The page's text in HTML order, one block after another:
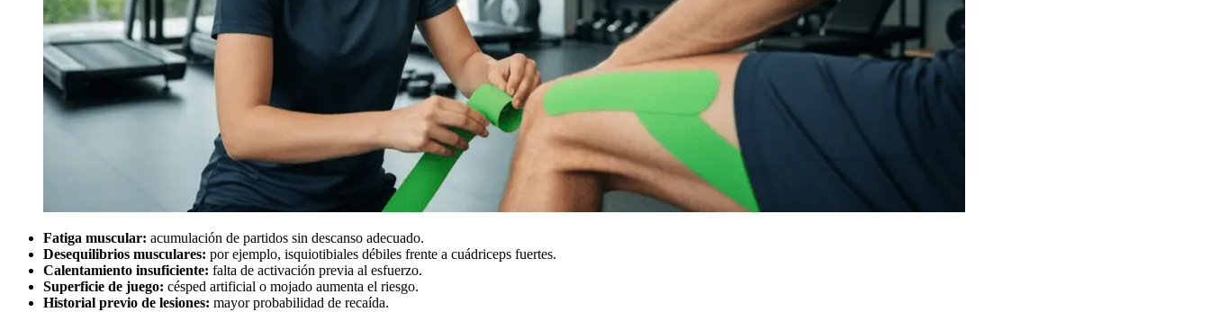
Fatiga muscular: acumulación de partidos sin descanso adecuado.
Desequilibrios musculares: por ejemplo, isquiotibiales débiles frente a cuádriceps fuertes.
Calentamiento insuficiente: falta de activación previa al esfuerzo.
Superficie de juego: césped artificial o mojado aumenta el riesgo.
Historial previo de lesiones: mayor probabilidad de recaída.